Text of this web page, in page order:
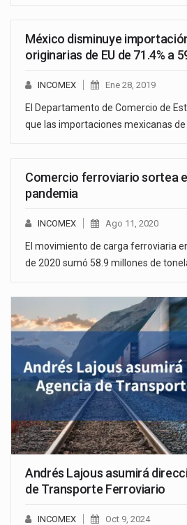
México disminuye
originarias de EU de 71.4% a
INCOMEX Ene 28, 2019
El Departamento de Comercio de
que las importaciones mexicanas de
Comercio ferroviario sortea
pandemia
INCOMEX Ago 11, 2020
El movimiento de carga ferroviaria
de 2020 sumó 58.9 millones de
Andrés Lajous asumirá
de Transporte Ferroviario
INCOMEX Oct 9, 2024